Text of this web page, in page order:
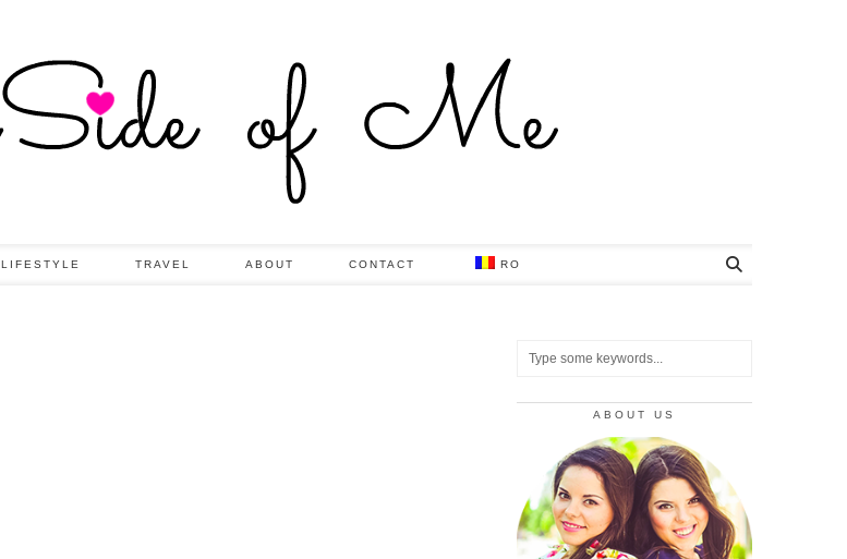
LIFESTYLE TRAVEL ABOUT CONTACT RO
ABOUT US